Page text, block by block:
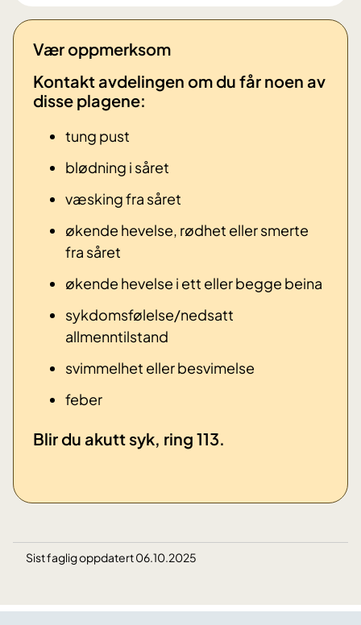
Vær oppmerksom
Kontakt avdelingen om du får noen av
disse plagene: ​
tung pust
blødning i såret
væsking fra såret
økende hevelse, rødhet eller smerte
fra såret
økende hevelse i ett eller begge beina
sykdomsfølelse/nedsatt
allmenntilstand
svimmelhet eller besvimelse
​feber
​Blir du akutt syk, ring 113.
Sist faglig oppdatert 06.10.2025